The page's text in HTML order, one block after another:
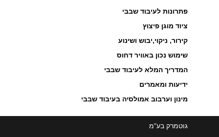
-------------------------------------------------
פרסוסטטים מתקדמים מבית
פתרונות לעיבוד שבבי
ציוד מוגן פיצוץ
קירור, ניקוי,יבוש ושינוע
שימוש נכון באוויר דחוס
המדריך המלא לעיבוד שבבי
ידיעות ומאמרים
מינון וערבוב אמולסיה בעיבוד שבבי
גוטמרק בע"מ